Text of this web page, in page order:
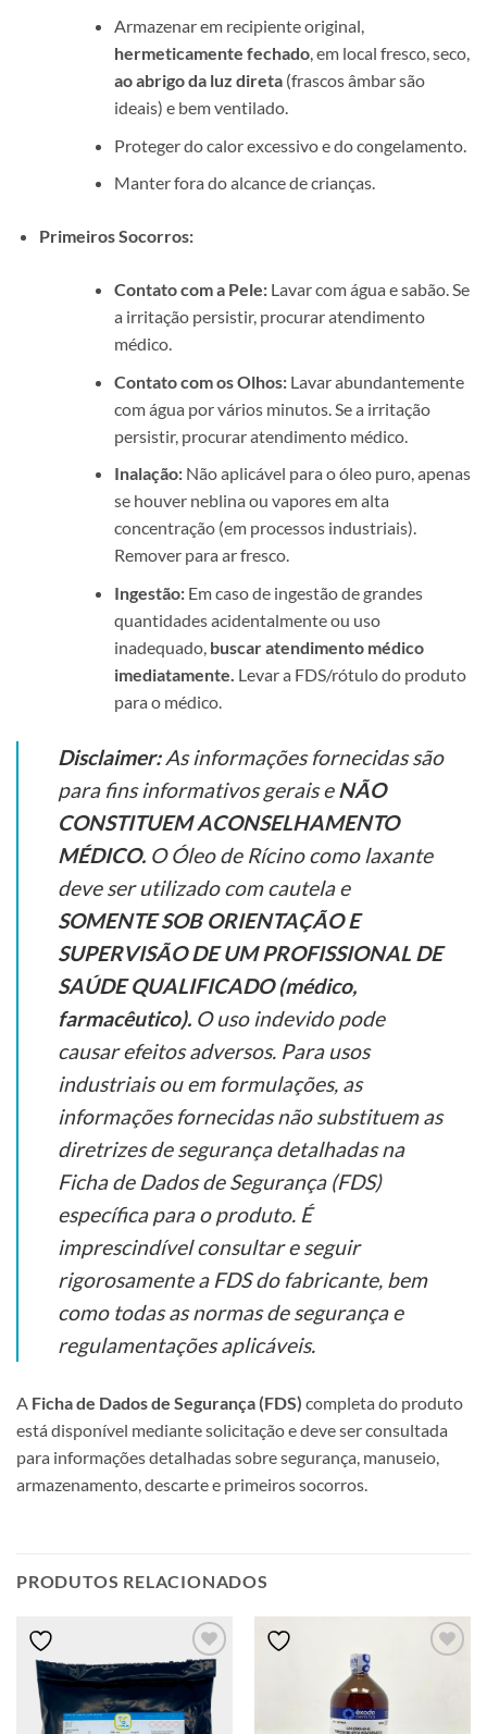
Armazenar em recipiente original,
hermeticamente fechado, em local fresco, seco,
ao abrigo da luz direta(frascos âmbar são
ideais) e bem ventilado.
Proteger do calor excessivo e do congelamento.
Manter fora do alcance de crianças.
Primeiros Socorros:
Contato com a Pele:Lavar com água e sabão. Se
a irritação persistir, procurar atendimento
médico.
Contato com os Olhos:Lavar abundantemente
com água por vários minutos. Se a irritação
persistir, procurar atendimento médico.
Inalação:Não aplicável para o óleo puro, apenas
se houver neblina ou vapores em alta
concentração (em processos industriais).
Remover para ar fresco.
Ingestão:Em caso de ingestão de grandes
quantidades acidentalmente ou uso
inadequado, buscar atendimento médico
imediatamente. Levar a FDS/rótulo do produto
para o médico.
Disclaimer:As informações fornecidas são
para fins informativos gerais eNÃO
CONSTITUEM ACONSELHAMENTO
MÉDICO. O Óleo de Rícino como laxante
deve ser utilizado com cautela e
SOMENTE SOB ORIENTAÇÃO E
SUPERVISÃO DE UM PROFISSIONAL DE
SAÚDE QUALIFICADO (médico,
farmacêutico). O uso indevido pode
causar efeitos adversos. Para usos
industriais ou em formulações, as
informações fornecidas não substituem as
diretrizes de segurança detalhadas na
Ficha de Dados de Segurança (FDS)
específica para o produto. É
imprescindível consultar e seguir
rigorosamente a FDS do fabricante, bem
como todas as normas de segurança e
regulamentações aplicáveis.
A Ficha de Dados de Segurança (FDS) completa do produto
está disponível mediante solicitação e deve ser consultada
para informações detalhadas sobre segurança, manuseio,
armazenamento, descarte e primeiros socorros.
PRODUTOS RELACIONADOS